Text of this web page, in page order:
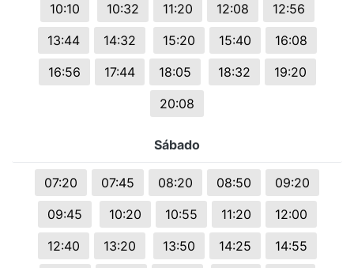
10:10
10:32 11:20 12:08
12:56
13:44
14:32 15:20 15:40
16:08
16:56
17:44 18:05 18:32
19:20
20:08
Sábado
07:20 07:45 08:20 08:50
09:20
09:45
10:20 10:55 11:20
12:00
12:40
13:20 13:50 14:25
14:55